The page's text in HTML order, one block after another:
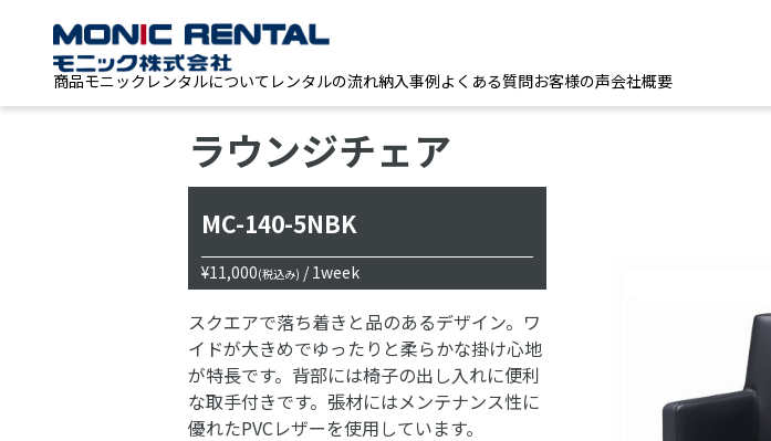
商品モニックレンタルについて レンタルの流れ納入事例よくある質問お客様の声会社概要
ラウンジチェア
MC-140-5NBK
¥11,000(税込み) / 1week
スクエアで落ち着きと品のあるデザイン。ワ
イドが大きめでゆったりと柔らかな掛け心地
が特長です。背部には椅子の出し入れに便利
な取手付きです。張材にはメンテナンス性に
優れたPVCレザーを使用しています。